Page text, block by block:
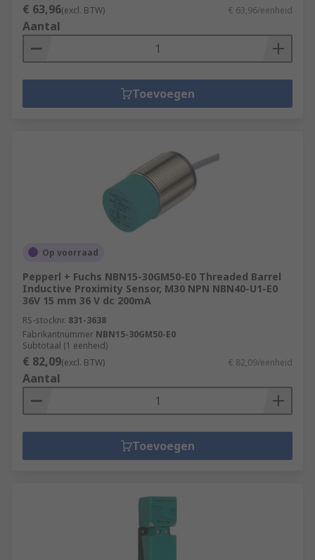
€ 63,96(excl. BTW) € 63,96/eenheid
Aantal
Toevoegen
Op voorraad
Pepperl + Fuchs NBN15-30GM50-E0 Threaded Barrel
Inductive Proximity Sensor, M30 NPN NBN40-U1-E0
36V 15 mm 36 V dc 200mA
RS-stocknr. 831-3638
Fabrikantnummer NBN15-30GM50-E0
Subtotaal (1 eenheid)
€ 82,09(excl. BTW) € 82,09/eenheid
Aantal
Toevoegen